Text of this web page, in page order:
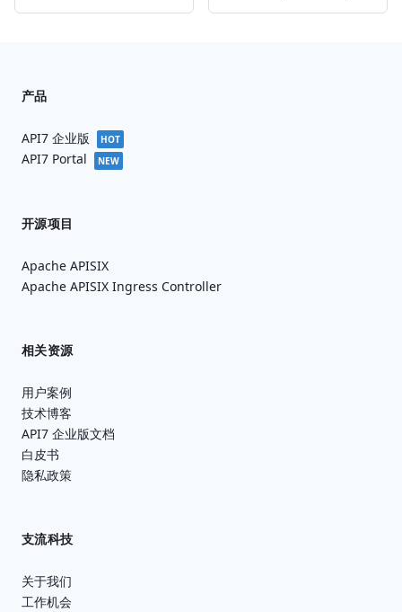
产品
API7 企业版 HOT
API7 Portal NEW
开源项目
Apache APISIX
Apache APISIX Ingress Controller
相关资源
用户案例
技术博客
API7 企业版文档
白皮书
隐私政策
支流科技
关于我们
工作机会